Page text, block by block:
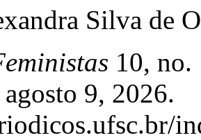
Silva de
10,
9, 2026.